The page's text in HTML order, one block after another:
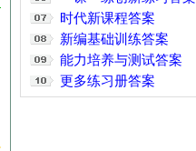
时代新课程答案
新编基础训练答案
能力培养与测试答案
更多练习册答案